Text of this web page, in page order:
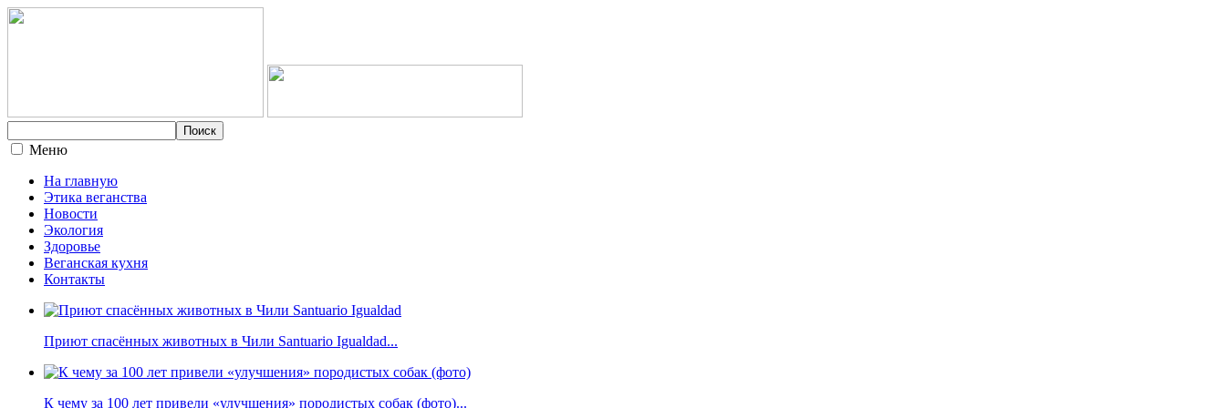
Меню
На главную
Этика веганства
Новости
Экология
Здоровье
Веганская кухня
Контакты
Приют спасённых животных в Чили Santuario Igualdad...
К чему за 100 лет привели «улучшения» породистых собак (фото)...